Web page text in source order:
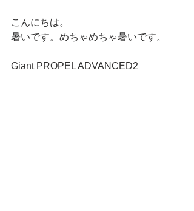
こんにちは。
暑いです。めちゃめちゃ暑いです。
Giant PROPEL ADVANCED2